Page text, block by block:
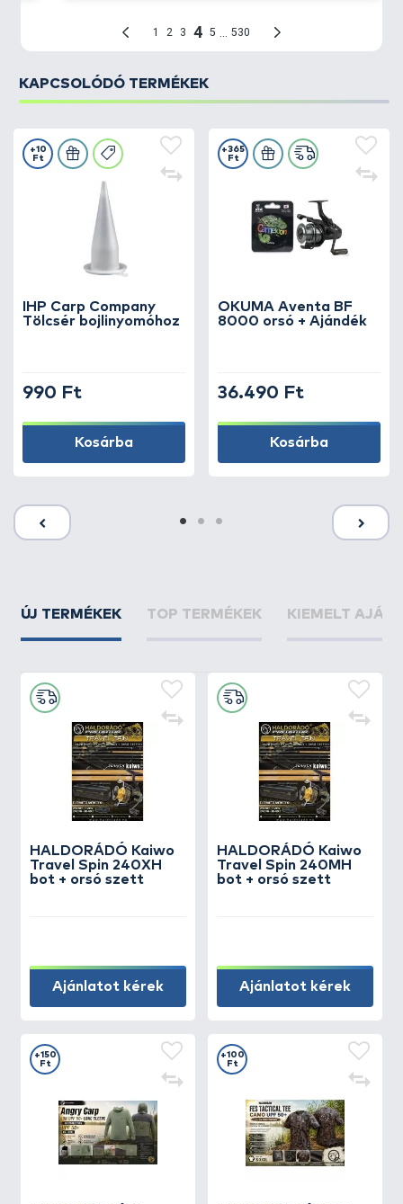
KAPCSOLÓDÓ TERMÉKEK
IHP Carp Company
Tölcsér bojlinyomóhoz
+10
Ft
990 Ft
Kosárba
OKUMA Aventa BF
8000 orsó + Ajándék
+365
Ft
36.490 Ft
Kosárba
ÚJ TERMÉKEK TOP TERMÉKEK KIEMELT
HALDORÁDÓ Kaiwo
Travel Spin 240XH
bot + orsó szett
Ajánlatot kérek
HALDORÁDÓ Kaiwo
Travel Spin 240MH
bot + orsó szett
Ajánlatot kérek
+150
Ft
+100
Ft